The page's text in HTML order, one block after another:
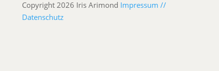
Copyright 2026 Iris Arimond Impressum //
Datenschutz